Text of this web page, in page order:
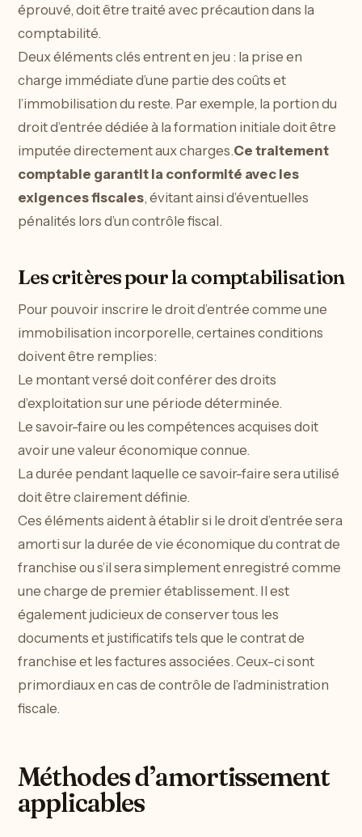
éprouvé, doit être traité avec précaution dans la
comptabilité.
Deux éléments clés entrent en jeu : la prise en
charge immédiate d’une partie des coûts et
l’immobilisation du reste. Par exemple, la portion du
droit d’entrée dédiée à la formation initiale doit être
imputée directement aux charges.Ce traitement
comptable garantit la conformité avec les
exigences fiscales, évitant ainsi d’éventuelles
pénalités lors d’un contrôle fiscal.
Les critères pour la comptabilisation
Pour pouvoir inscrire le droit d’entrée comme une
immobilisation incorporelle, certaines conditions
doivent être remplies:
Le montant versé doit conférer des droits
d’exploitation sur une période déterminée.
Le savoir-faire ou les compétences acquises doit
avoir une valeur économique connue.
La durée pendant laquelle ce savoir-faire sera utilisé
doit être clairement définie.
Ces éléments aident à établir si le droit d’entrée sera
amorti sur la durée de vie économique du contrat de
franchise ou s’il sera simplement enregistré comme
une charge de premier établissement. Il est
également judicieux de conserver tous les
documents et justificatifs tels que le contrat de
franchise et les factures associées. Ceux-ci sont
primordiaux en cas de contrôle de l’administration
fiscale.
Méthodes d’amortissement
applicables